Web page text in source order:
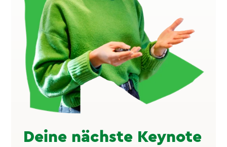
Deine nächste Keynote